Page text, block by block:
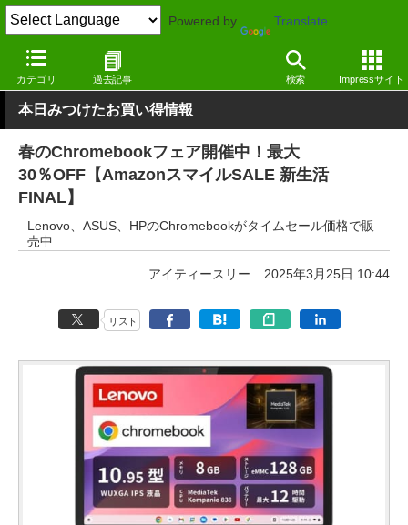
Powered by Translate
カテゴリ 過去記事 検索 Impressサイト
窓の杜 システム・ファイル その他
本日みつけたお買い得情報
春のChromebookフェア開催中！最大
30％OFF【AmazonスマイルSALE 新生活
FINAL】
Lenovo、ASUS、HPのChromebookがタイムセール価格で販
売中
アイティースリー 2025年3月25日 10:44
リスト